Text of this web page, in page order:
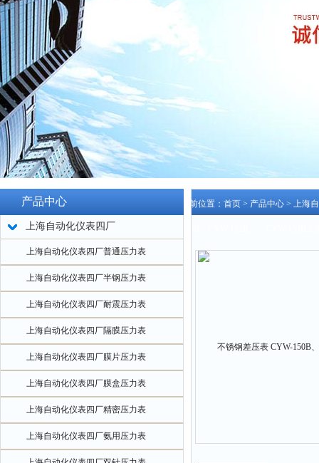
产品中心
上海自动化仪表四厂
上海自动化仪表四厂普通压力表
上海自动化仪表四厂半钢压力表
上海自动化仪表四厂耐震压力表
上海自动化仪表四厂隔膜压力表
上海自动化仪表四厂膜片压力表
上海自动化仪表四厂膜盒压力表
上海自动化仪表四厂精密压力表
上海自动化仪表四厂氨用压力表
当前位置： 首页 > 产品中心 > 上海